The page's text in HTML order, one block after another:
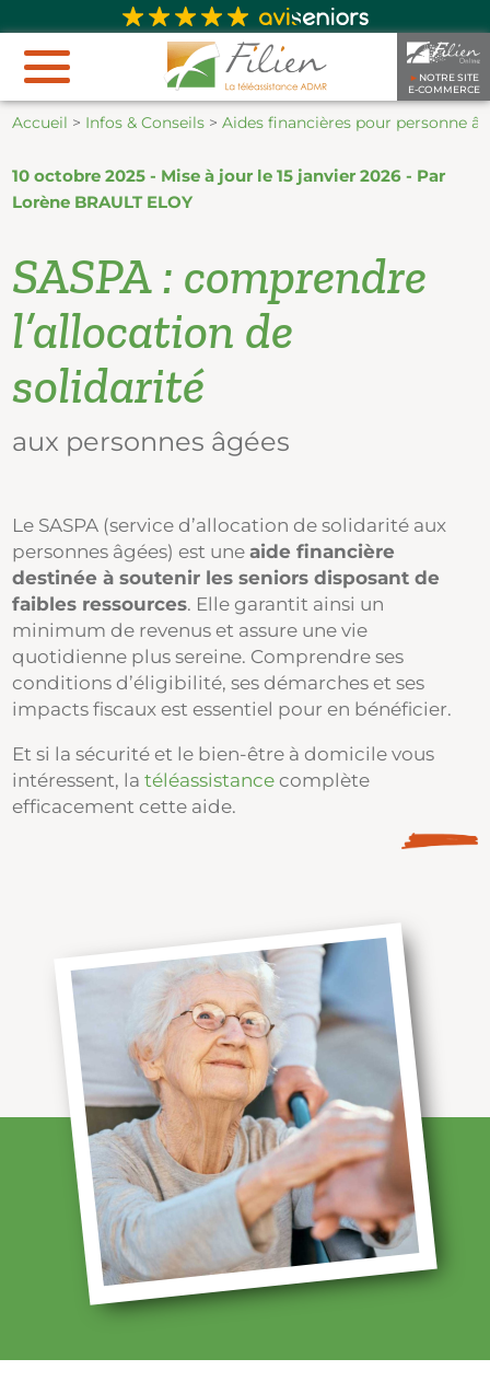
► NOTRE SITE
E-COMMERCE
Accueil > Infos & Conseils >Aides financières pour personne
10 octobre 2025 - Mise à jour le 15 janvier 2026 - Par
Lorène BRAULT ELOY
SASPA : comprendre
l’allocation de
solidarité
aux personnes âgées
Le SASPA (service d’allocation de solidarité aux
personnes âgées) est uneaide financière
destinée à soutenir les seniors disposant de
faibles ressources. Elle garantit ainsi un
minimum de revenus et assure une vie
quotidienne plus sereine. Comprendre ses
conditions d’éligibilité, ses démarches et ses
impacts fiscaux est essentiel pour en bénéficier.
Et si la sécurité et le bien-être à domicile vous
intéressent, latéléassistance complète
efficacement cette aide.